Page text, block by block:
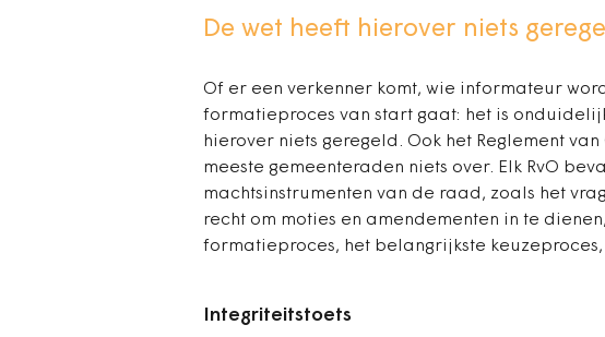
De wet heeft hierover niets
Of er een verkenner komt, wie informateur
formatieproces van start gaat: het is
hierover niets geregeld. Ook het Reglement
meeste gemeenteraden niets over. Elk RvO
machtsinstrumenten van de raad, zoals het
recht om moties en amendementen in te
formatieproces, het belangrijkste keuzeproces,
Integriteitstoets